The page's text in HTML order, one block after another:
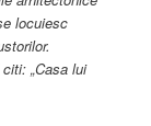
locuiesc
„Casa lui